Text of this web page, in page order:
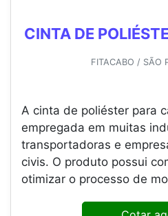
CINTA DE
FITACABO / SÃO
A cinta de poliéster para
empregada em muitas
transportadoras e
civis. O produto possui
otimizar o processo de